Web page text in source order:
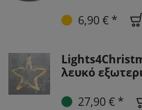
6,90 € *
λευκό
27,90 € *